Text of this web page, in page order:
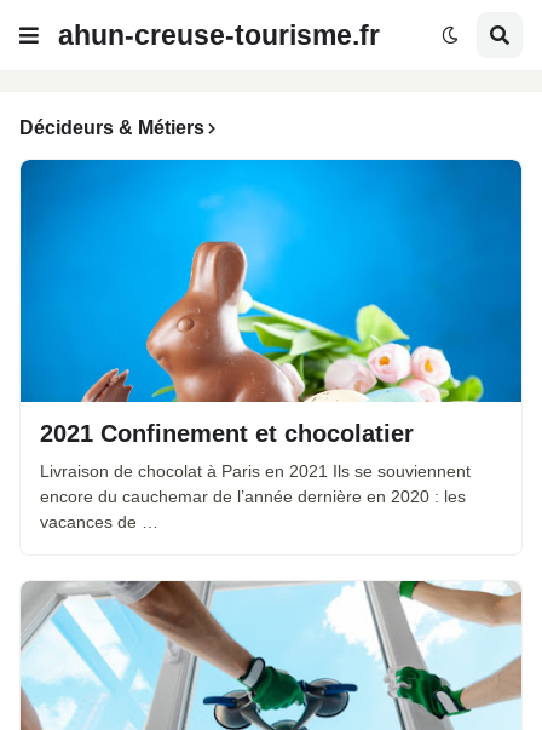
ahun-creuse-tourisme.fr
Décideurs & Métiers
2021 Confinement et chocolatier
Livraison de chocolat à Paris en 2021 Ils se souviennent
encore du cauchemar de l’année dernière en 2020 : les
vacances de …